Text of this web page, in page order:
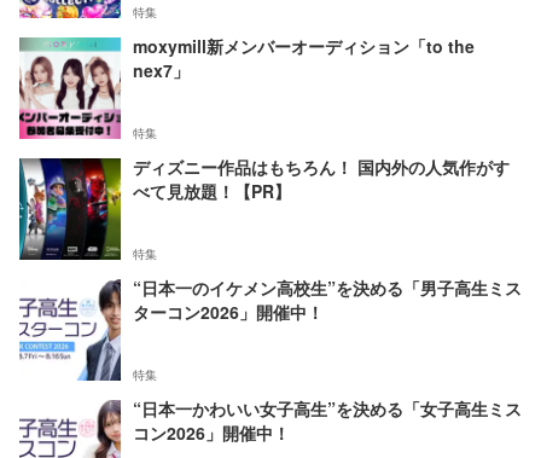
特集
moxymill新メンバーオーディション「to the
nex7」
特集
ディズニー作品はもちろん！ 国内外の人気作がす
べて見放題！【PR】
特集
“日本一のイケメン高校生”を決める「男子高生ミス
ターコン2026」開催中！
特集
“日本一かわいい女子高生”を決める「女子高生ミス
コン2026」開催中！